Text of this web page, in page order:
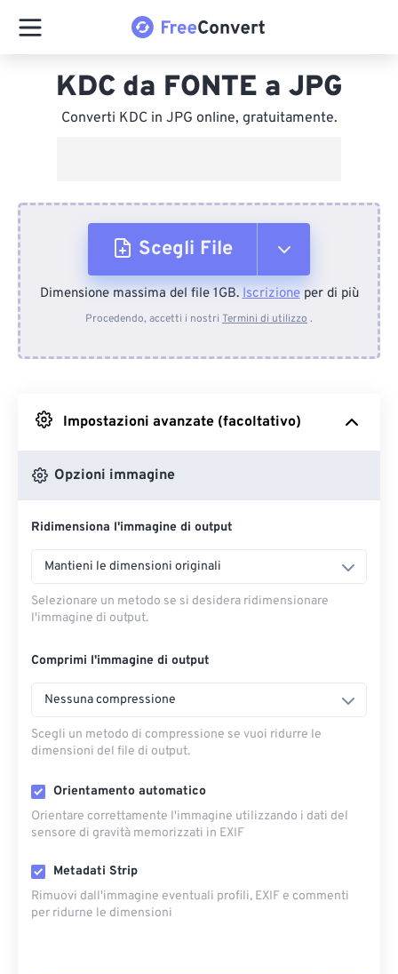
KDC da FONTE a JPG
Converti KDC in JPG online, gratuitamente.
Scegli File
Dal dispositivo
Da Google Drive
Dimensione massima del file 1GB.Iscrizioneper di più
Procedendo, accetti i nostri Termini di utilizzo .
Impostazioni avanzate (facoltativo)
Opzioni immagine
Ridimensiona l'immagine di output
Mantieni le dimensioni originali
Selezionare un metodo se si desidera ridimensionare
l'immagine di output.
Comprimi l'immagine di output
Nessuna compressione
Scegli un metodo di compressione se vuoi ridurre le
dimensioni del file di output.
Orientamento automatico
Orientare correttamente l'immagine utilizzando i dati del
sensore di gravità memorizzati in EXIF
Metadati Strip
Rimuovi dall'immagine eventuali profili, EXIF ​​e commenti
per ridurne le dimensioni